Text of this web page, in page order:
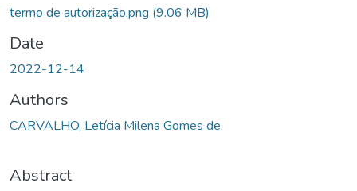
termo de autorização.png (9.06 MB)
Date
2022-12-14
Authors
CARVALHO, Letícia Milena Gomes de
Abstract